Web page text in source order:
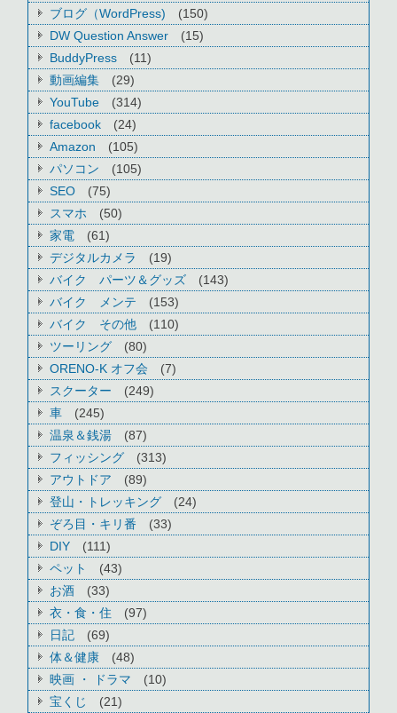
ブログ（WordPress)
(150)
DW Question Answer
(15)
BuddyPress
(11)
動画編集
(29)
YouTube
(314)
facebook
(24)
Amazon
(105)
パソコン
(105)
SEO
(75)
スマホ
(50)
家電
(61)
デジタルカメラ
(19)
バイク パーツ＆グッズ
(143)
バイク メンテ
(153)
バイク その他
(110)
ツーリング
(80)
ORENO-K オフ会
(7)
スクーター
(249)
車
(245)
温泉＆銭湯
(87)
フィッシング
(313)
アウトドア
(89)
登山・トレッキング
(24)
ぞろ目・キリ番
(33)
DIY
(111)
ペット
(43)
お酒
(33)
衣・食・住
(97)
日記
(69)
体＆健康
(48)
映画 ・ ドラマ
(10)
宝くじ
(21)